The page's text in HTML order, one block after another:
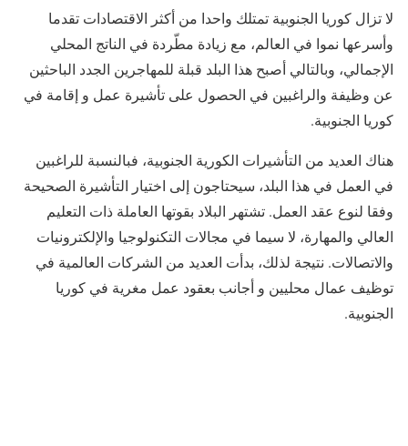
لا تزال كوريا الجنوبية تمتلك واحدا من أكثر الاقتصادات تقدما
وأسرعها نموا في العالم، مع زيادة مطّردة في الناتج المحلي
الإجمالي، وبالتالي أصبح هذا البلد قبلة للمهاجرين الجدد الباحثين
عن وظيفة والراغبين في الحصول على تأشيرة عمل و إقامة في
كوريا الجنوبية.
هناك العديد من التأشيرات الكورية الجنوبية، فبالنسبة للراغبين
في العمل في هذا البلد، سيحتاجون إلى اختيار التأشيرة الصحيحة
وفقا لنوع عقد العمل. تشتهر البلاد بقوتها العاملة ذات التعليم
العالي والمهارة، لا سيما في مجالات التكنولوجيا والإلكترونيات
والاتصالات. نتيجة لذلك، بدأت العديد من الشركات العالمية في
توظيف عمال محليين و أجانب بعقود عمل مغرية في كوريا
الجنوبية.